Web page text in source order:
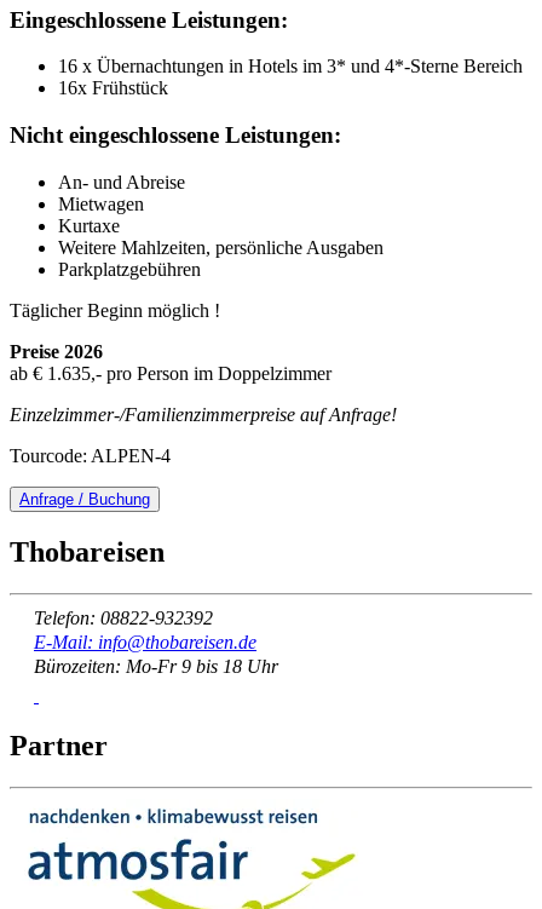
Eingeschlossene Leistungen:
16 x Übernachtungen in Hotels im 3* und 4*-Sterne Bereich
16x Frühstück
Nicht eingeschlossene Leistungen:
An- und Abreise
Mietwagen
Kurtaxe
Weitere Mahlzeiten, persönliche Ausgaben
Parkplatzgebühren
Täglicher Beginn möglich !
Preise 2026
ab € 1.635,- pro Person im Doppelzimmer
Einzelzimmer-/Familienzimmerpreise auf Anfrage!
Tourcode: ALPEN-4
Anfrage / Buchung
Thobareisen
Telefon: 08822-932392
E-Mail: info@thobareisen.de
Bürozeiten: Mo-Fr 9 bis 18 Uhr
Partner